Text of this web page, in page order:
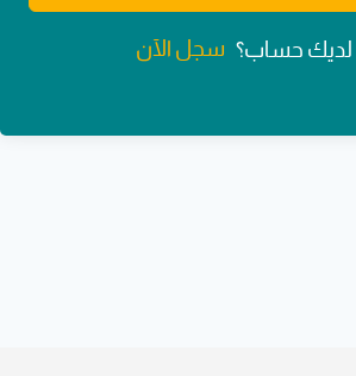
حساب؟ سجل الآن